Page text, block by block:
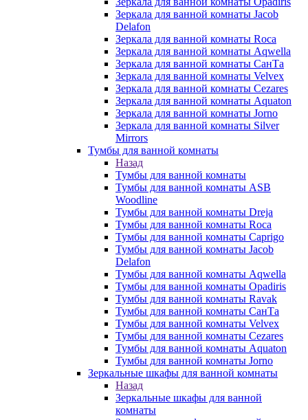
Зеркала для ванной комнаты Jacob
Delafon
Зеркала для ванной комнаты Roca
Зеркала для ванной комнаты Aqwella
Зеркала для ванной комнаты СанТа
Зеркала для ванной комнаты Velvex
Зеркала для ванной комнаты Cezares
Зеркала для ванной комнаты Aquaton
Зеркала для ванной комнаты Jorno
Зеркала для ванной комнаты Silver
Mirrors
Тумбы для ванной комнаты
Назад
Тумбы для ванной комнаты
Тумбы для ванной комнаты ASB
Woodline
Тумбы для ванной комнаты Dreja
Тумбы для ванной комнаты Roca
Тумбы для ванной комнаты Caprigo
Тумбы для ванной комнаты Jacob
Delafon
Тумбы для ванной комнаты Aqwella
Тумбы для ванной комнаты Opadiris
Тумбы для ванной комнаты Ravak
Тумбы для ванной комнаты СанТа
Тумбы для ванной комнаты Velvex
Тумбы для ванной комнаты Cezares
Тумбы для ванной комнаты Aquaton
Тумбы для ванной комнаты Jorno
Зеркальные шкафы для ванной комнаты
Назад
Зеркальные шкафы для ванной
комнаты